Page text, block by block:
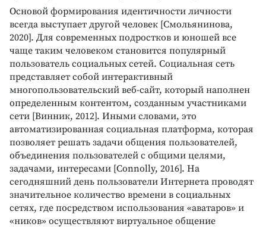
Основой формирования идентичности личности
всегда выступает другой человек [Смольянинова,
2020]. Для современных подростков и юношей все
чаще таким человеком становится популярный
пользователь социальных сетей. Социальная сеть
представляет собой интерактивный
многопользовательский веб-сайт, который наполнен
определенным контентом, созданным участниками
сети [Винник, 2012]. Иными словами, это
автоматизированная социальная платформа, которая
позволяет решать задачи общения пользователей,
объединения пользователей с общими целями,
задачами, интересами [Connolly, 2016]. На
сегодняшний день пользователи Интернета проводят
значительное количество времени в социальных
сетях, где посредством использования «аватаров» и
«ников» осуществляют виртуальное общение